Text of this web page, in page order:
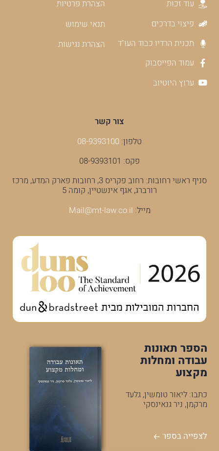
עוד זכות
פיצוי בדרכים
תכנית הרדיו כבוד העו"ד
עמוד הפייסבוק
ערוץ היוטיוב
הצהרת פרטיות
תנאי שימוש
הצהרת נגישות
צור קשר
טלפון: 08-9393100
פקס: 08-9393101
סניף ראשי רחובות: רחוב פקריס 3, רחובות פארק המדע, מרכז
רורברג, אגף אינשטיין, קומה 5
מייל: Mail@mt-law.co.il
הספר תאונות
עבודה ומחלות
מקצוע
כתבו: ליאור טומשין, גלעד
מרקמן, ניר גנאינסקי
לצפייה בספר